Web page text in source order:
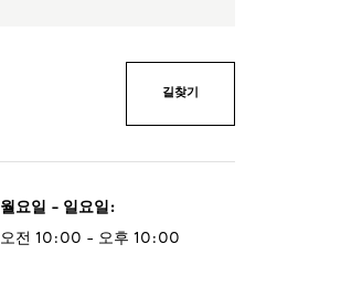
길찾기
월요일 - 일요일:
오전 10:00 - 오후 10:00